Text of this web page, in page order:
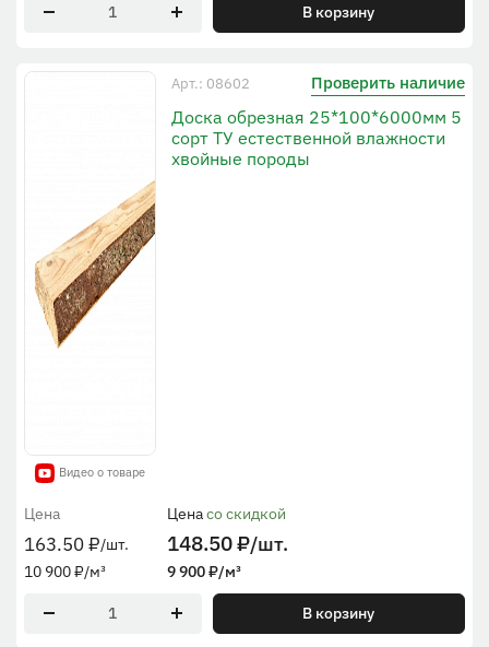
В корзину
Видео о товаре
Арт.: 08602 Проверить наличие
Доска обрезная 25*100*6000мм 5
сорт ТУ естественной влажности
хвойные породы
Цена
163.50₽/шт.
10 900₽/м³
Ценасо скидкой
148.50₽/шт.
9 900₽/м³
В корзину